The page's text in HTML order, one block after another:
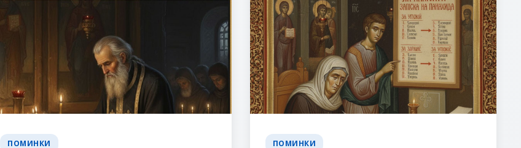
ПОМИНКИ ПОМИНКИ